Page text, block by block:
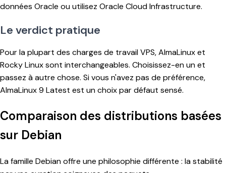
données Oracle ou utilisez Oracle Cloud Infrastructure.
Le verdict pratique
Pour la plupart des charges de travail VPS, AlmaLinux et
Rocky Linux sont interchangeables. Choisissez-en un et
passez à autre chose. Si vous n'avez pas de préférence,
AlmaLinux 9 Latest est un choix par défaut sensé.
Comparaison des distributions basées
sur Debian
La famille Debian offre une philosophie différente : la stabilité